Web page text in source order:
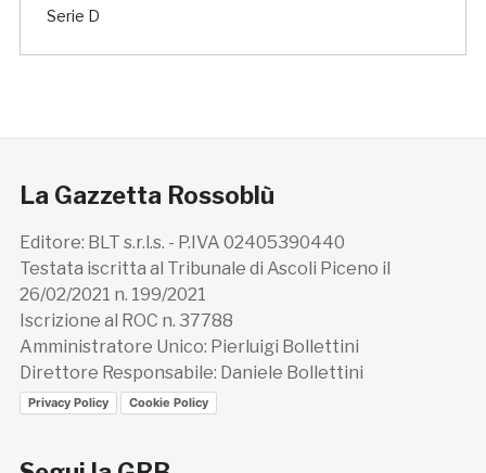
Serie D
La Gazzetta Rossoblù
Editore: BLT s.r.l.s. - P.IVA 02405390440
Testata iscritta al Tribunale di Ascoli Piceno il
26/02/2021 n. 199/2021
Iscrizione al ROC n. 37788
Amministratore Unico: Pierluigi Bollettini
Direttore Responsabile: Daniele Bollettini
Privacy Policy Cookie Policy